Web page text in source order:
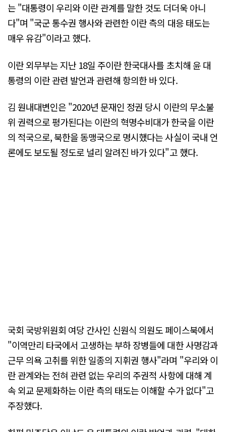
는 "대통령이 우리와 이란 관계를 말한 것도 더더욱 아니
다"며 "국군 통수권 행사와 관련한 이란 측의 대응 태도는
매우 유감"이라고 했다.
이란 외무부는 지난 18일 주이란 한국대사를 초치해 윤 대
통령의 이란 관련 발언과 관련해 항의한 바 있다.
김 원내대변인은 "2020년 문재인 정권 당시 이란의 무소불
위 권력으로 평가된다는 이란의 혁명수비대가 한국을 이란
의 적국으로, 북한을 동맹국으로 명시했다는 사실이 국내 언
론에도 보도될 정도로 널리 알려진 바가 있다"고 했다.
국회 국방위원회 여당 간사인 신원식 의원도 페이스북에서
"이역만리 타국에서 고생하는 부하 장병들에 대한 사명감과
근무 의욕 고취를 위한 일종의 지휘권 행사"라며 "우리와 이
란 관계와는 전혀 관련 없는 우리의 주권적 사항에 대해 계
속 외교 문제화하는 이란 측의 태도는 이해할 수가 없다"고
주장했다.